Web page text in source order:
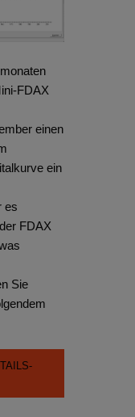
FDAX
einen
ein
es
FDAX
Sie